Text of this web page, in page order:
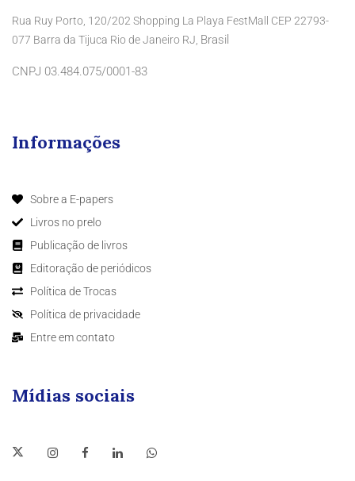
Rua Ruy Porto, 120/202 Shopping La Playa FestMall CEP 22793-
077 Barra da Tijuca Rio de Janeiro RJ, Brasil
CNPJ 03.484.075/0001-83
Informações
Sobre a E-papers
Livros no prelo
Publicação de livros
Editoração de periódicos
Política de Trocas
Política de privacidade
Entre em contato
Mídias sociais